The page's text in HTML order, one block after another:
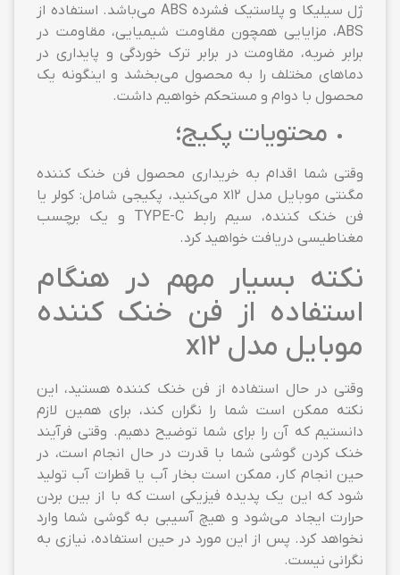
ژل سیلیکا و پلاستیک فشرده ABS می‌باشد. استفاده از
ABS، مزایایی همچون مقاومت شیمیایی، مقاومت در
برابر ضربه، مقاومت در برابر ترک خوردگی و پایداری در
دماهای مختلف را به محصول می‌بخشد و اینگونه یک
محصول با دوام و مستحکم خواهیم داشت.
محتویات پکیج؛
وقتی شما اقدام به خریداری محصول فن خنک کننده
مگنتی موبایل مدل x12 می‌کنید، پکیجی شامل: کولر یا
فن خنک کننده، سیم رابط TYPE-C و یک برچسب
مغناطیسی دریافت خواهید کرد.
نکته بسیار مهم در هنگام
استفاده از فن خنک کننده
موبایل مدل x12
وقتی در حال استفاده از فن خنک کننده هستید، این
نکته ممکن است شما را نگران کند، برای همین لازم
دانستیم که آن را برای شما توضیح دهیم. وقتی فرآیند
خنک کردن گوشی شما با قدرت در حال انجام است، در
حین انجام کار، ممکن است بخار آب یا قطرات آب تولید
شود که این یک پدیده فیزیکی است که با از بین بردن
حرارت ایجاد می‌شود و هیچ آسیبی به گوشی شما وارد
نخواهد کرد. پس از این مورد در حین استفاده، نیازی به
نگرانی نیست.